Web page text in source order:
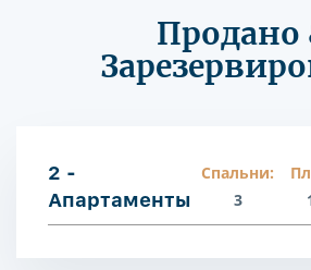
Продано
2 -
Апартаменты
Спальни:
3